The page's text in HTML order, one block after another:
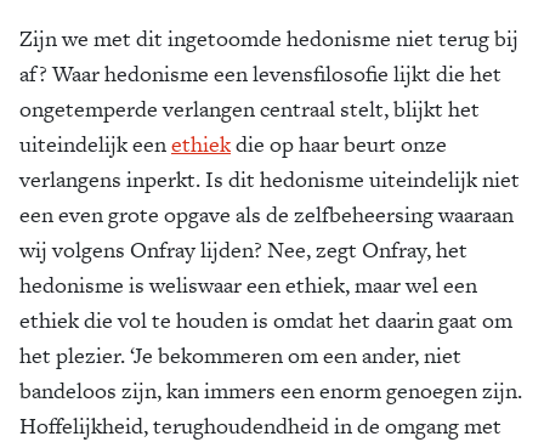
Zijn we met dit ingetoomde hedonisme niet terug bij
af? Waar hedonisme een levensfilosofie lijkt die het
ongetemperde verlangen centraal stelt, blijkt het
uiteindelijk eenethiekdie op haar beurt onze
verlangens inperkt. Is dit hedonisme uiteindelijk niet
een even grote opgave als de zelfbeheersing waaraan
wij volgens Onfray lijden? Nee, zegt Onfray, het
hedonisme is weliswaar een ethiek, maar wel een
ethiek die vol te houden is omdat het daarin gaat om
het plezier. ‘Je bekommeren om een ander, niet
bandeloos zijn, kan immers een enorm genoegen zijn.
Hoffelijkheid, terughoudendheid in de omgang met